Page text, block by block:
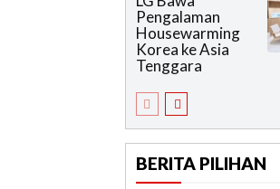
Pengalaman
Housewarming
Korea ke Asia
Tenggara
BERITA PILIHAN